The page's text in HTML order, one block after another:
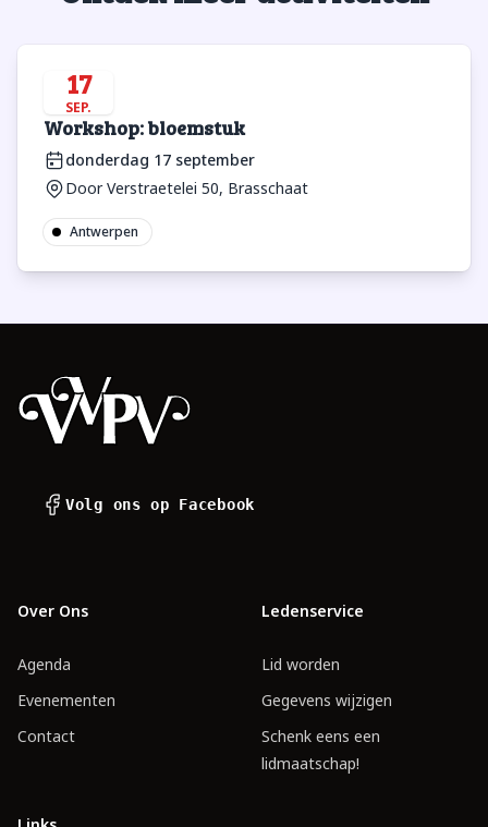
17
SEP.
Workshop: bloemstuk
donderdag 17 september
Door Verstraetelei 50, Brasschaat
Antwerpen
Volg ons op Facebook
Over Ons
Agenda
Evenementen
Contact
Ledenservice
Lid worden
Gegevens wijzigen
Schenk eens een
lidmaatschap!